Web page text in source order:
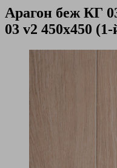
Арагон беж КГ
03 v2 450х450 (1-